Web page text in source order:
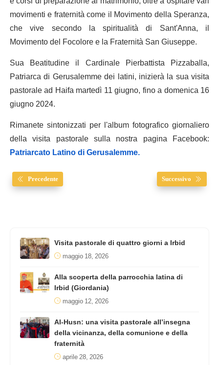
movimenti e fraternità come il Movimento della Speranza,
che vive secondo la spiritualità di Sant'Anna, il
Movimento del Focolore e la Fraternità San Giuseppe.
Sua Beatitudine il Cardinale Pierbattista Pizzaballa,
Patriarca di Gerusalemme dei latini, inizierà la sua visita
pastorale ad Haifa martedì 11 giugno, fino a domenica 16
giugno 2024.
Rimanete sintonizzati per l'album fotografico giornaliero
della visita pastorale sulla nostra pagina Facebook:
Patriarcato Latino di Gerusalemme.
Precedente Successivo
Visita pastorale di quattro giorni a Irbid
maggio 18, 2026
Alla scoperta della parrocchia latina di
Irbid (Giordania)
maggio 12, 2026
Al-Husn: una visita pastorale all’insegna
della vicinanza, della comunione e della
fraternità
aprile 28, 2026